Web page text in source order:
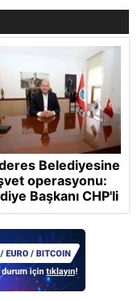
Belediyesine
operasyonu:
Başkanı CHP'li
Çiçek tutuklandı